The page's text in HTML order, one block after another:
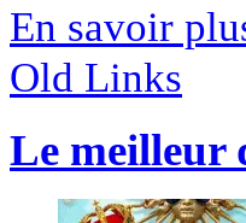
En savoir
Old Links
Le meilleur